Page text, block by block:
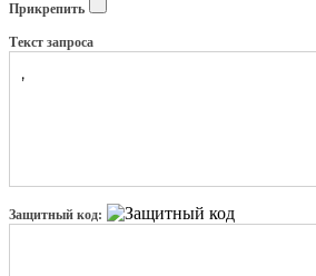
Прикрепить
Текст запроса
Защитный код: